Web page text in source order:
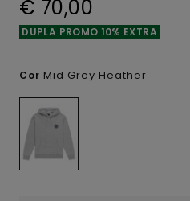
€ 70,00
DUPLA PROMO 10% EXTRA
Cor Mid Grey Heather